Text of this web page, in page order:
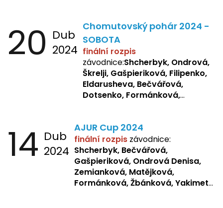
20 Dub
2024
Chomutovský pohár 2024 -
SOBOTA
finální rozpis
závodnice:Shcherbyk, Ondrová,
Škrelji, Gašpieriková, Filipenko,
Eldarusheva, Bečvářová,
Dotsenko, Formánková,
Žbánková, Sochorová
14 Dub
2024
AJUR Cup 2024
finální rozpis závodnice:
Shcherbyk, Bečvářová,
Gašpieriková, Ondrová Denisa,
Zemianková, Matějková,
Formánková, Žbánková, Yakimets,